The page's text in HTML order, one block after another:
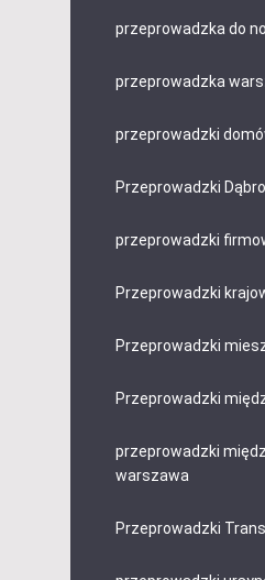
przeprowadzka do
przeprowadzka
przeprowadzki
Przeprowadzki
przeprowadzki
Przeprowadzki
Przeprowadzki
Przeprowadzki
przeprowadzki
warszawa
Przeprowadzki